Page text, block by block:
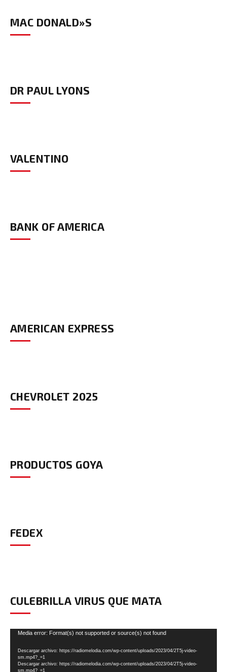
MAC DONALD»S
DR PAUL LYONS
VALENTINO
BANK OF AMERICA
AMERICAN EXPRESS
CHEVROLET 2025
PRODUCTOS GOYA
FEDEX
CULEBRILLA VIRUS QUE MATA
Reproductor
vídeo
Media error: Format(s) not supported or source(s) not found
Descargar archivo: https://radiomelodia.com/wp-content/uploads/2023/04/2T5j-video-
sm.mp4?_=1
Descargar archivo: https://radiomelodia.com/wp-content/uploads/2023/04/2T5j-video-
sm.mp4?_=1